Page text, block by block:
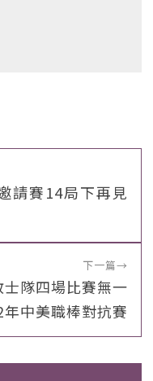
請賽14局下再見
下一篇→
隊四場比賽無一
中美職棒對抗賽